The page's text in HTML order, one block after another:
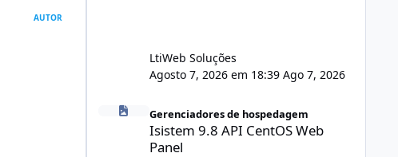
AUTOR
LtiWeb Soluções
Agosto 7, 2026 em 18:39 Ago 7, 2026
Isistem 9.8 API CentOS Web Panel
Gerenciadores de hospedagem
Isistem 9.8 API CentOS Web
Panel